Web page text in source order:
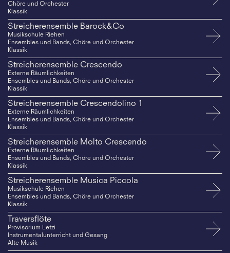
Chöre und Orchester
Klassik
Streicherensemble Barock&Co
Musikschule Riehen
Ensembles und Bands, Chöre und Orchester
Klassik
Streicherensemble Crescendo
Externe Räumlichkeiten
Ensembles und Bands, Chöre und Orchester
Klassik
Streicherensemble Crescendolino 1
Externe Räumlichkeiten
Ensembles und Bands, Chöre und Orchester
Klassik
Streicherensemble Molto Crescendo
Externe Räumlichkeiten
Ensembles und Bands, Chöre und Orchester
Klassik
Streicherensemble Musica Piccola
Musikschule Riehen
Ensembles und Bands, Chöre und Orchester
Klassik
Traversflöte
Provisorium Letzi
Instrumentalunterricht und Gesang
Alte Musik